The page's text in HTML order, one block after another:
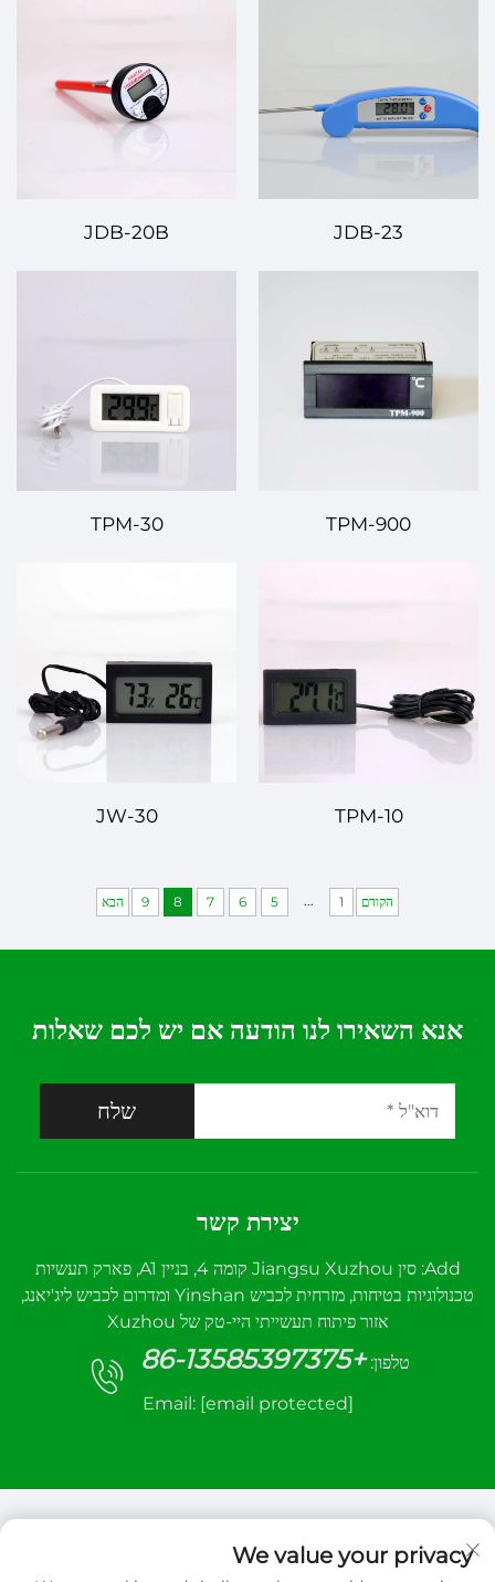
JDB-23
JDB-20B
TPM-900
TPM-30
TPM-10
JW-30
הקודם 1
...
5
6
7
8
9 הבא
אנא השאירו לנו הודעה אם יש לכם שאלות
שלח
יצירת קשר
Add: סין Jiangsu Xuzhou קומה 4, בניין A1, פארק תעשיות
טכנולוגיות בטיחות, מזרחית לכביש Yinshan ומדרום לכביש ליג'יאנג,
אזור פיתוח תעשייתי היי-טק של Xuzhou
טלפון: +86-13585397375
Email: [email protected]
We value your privacy